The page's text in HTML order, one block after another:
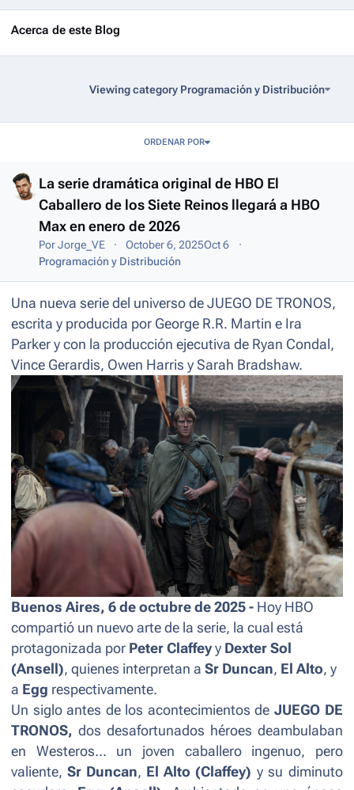
Acerca de este Blog
Viewing category Programación y Distribución
ORDENAR POR
La serie dramática original de HBO El
Caballero de los Siete Reinos llegará a HBO
Max en enero de 2026
PorJorge_VE October 6, 2025Oct 6
Programación y Distribución
Una nueva serie del universo de JUEGO DE TRONOS,
escrita y producida por George R.R. Martin e Ira
Parker y con la producción ejecutiva de Ryan Condal,
Vince Gerardis, Owen Harris y Sarah Bradshaw.
Buenos Aires, 6 de octubre de 2025 - Hoy HBO
compartió un nuevo arte de la serie, la cual está
protagonizada por Peter Claffey y Dexter Sol
(Ansell), quienes interpretan a Sr Duncan, El Alto, y
a Egg respectivamente.
Un siglo antes de los acontecimientos de JUEGO DE
TRONOS, dos desafortunados héroes deambulaban
en Westeros... un joven caballero ingenuo, pero
valiente, Sr Duncan, El Alto (Claffey) y su diminuto